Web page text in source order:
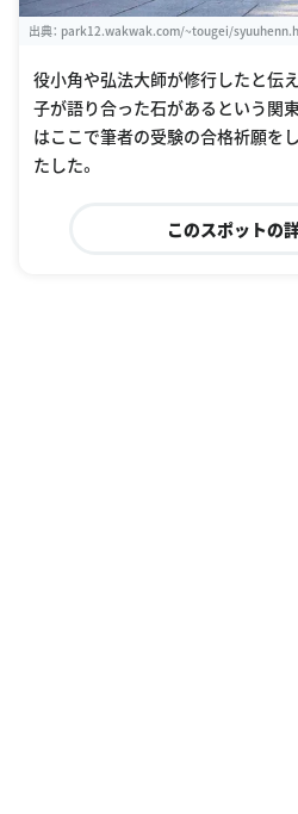
出典： park12.wakwak.com/~tougei/
役小角や弘法大師が修行したと伝
子が語り合った石があるという関
はここで筆者の受験の合格祈願を
たした。
このスポットの